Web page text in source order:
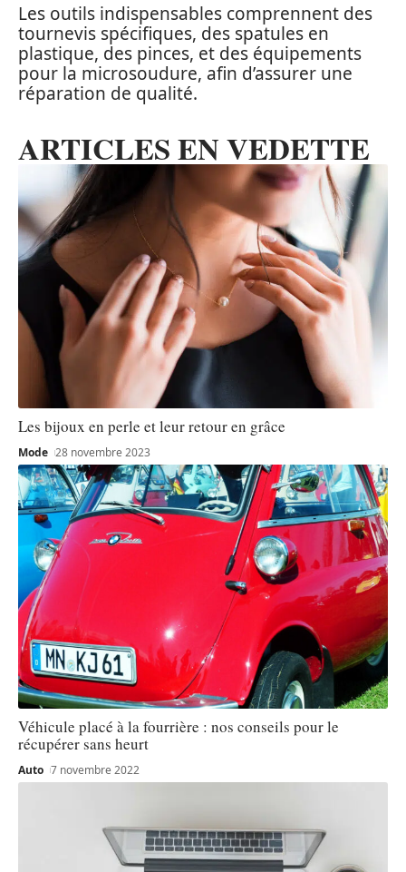
Les outils indispensables comprennent des
tournevis spécifiques, des spatules en
plastique, des pinces, et des équipements
pour la microsoudure, afin d’assurer une
réparation de qualité.
ARTICLES EN VEDETTE
Les bijoux en perle et leur retour en grâce
Mode 28 novembre 2023
Véhicule placé à la fourrière : nos conseils pour le
récupérer sans heurt
Auto 7 novembre 2022